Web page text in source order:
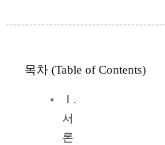
목차 (Table of Contents)
Ⅰ.
서
론